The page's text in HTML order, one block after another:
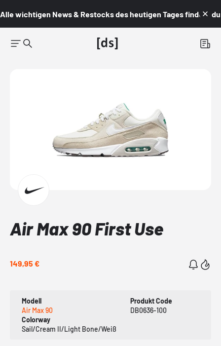
Alle wichtigen News & Restocks des heutigen Tages findest du
Air Max 90 First Use
149,95 €
Modell
Air Max 90
Produkt Code
DB0636-100
Colorway
Sail/Cream II/Light Bone/Weiß